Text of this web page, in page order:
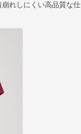
れしにくい高品質な仕